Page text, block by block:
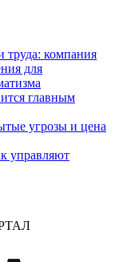
труда: компания
для
главным
угрозы и цена
управляют